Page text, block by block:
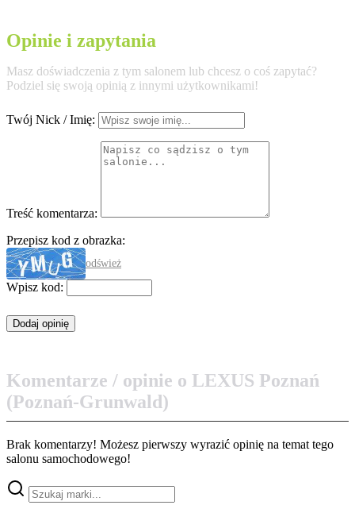
Opinie i zapytania
Masz doświadczenia z tym salonem lub chcesz o coś zapytać?
Podziel się swoją opinią z innymi użytkownikami!
Twój Nick / Imię:
Treść komentarza:
Przepisz kod z obrazka:
odśwież
Wpisz kod:
Komentarze / opinie o LEXUS Poznań
(Poznań-Grunwald)
Brak komentarzy! Możesz pierwszy wyrazić opinię na temat tego
salonu samochodowego!